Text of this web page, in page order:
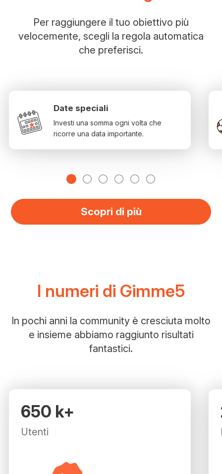
Per raggiungere il tuo obiettivo più
velocemente, scegli la regola automatica
che preferisci.
Date speciali
Investi una somma ogni volta che
ricorre una data importante.
Scopri di più
I numeri di Gimme5
In pochi anni la community è cresciuta molto
e insieme abbiamo raggiunto risultati
fantastici.
650.000k+
Utenti
650 k+
Utenti